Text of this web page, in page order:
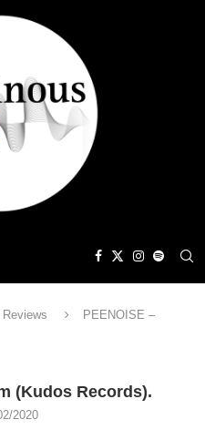
PEENOISE –
(Kudos Records).
2020